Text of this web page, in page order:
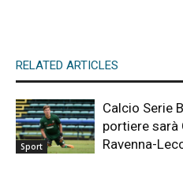
RELATED ARTICLES
Sport
Calcio Serie
portiere sarà
Ravenna-